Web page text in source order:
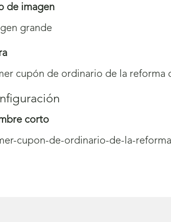
de imagen
grande
cupón de ordinario de la reforma
corto
cupon-de-ordinario-de-la-